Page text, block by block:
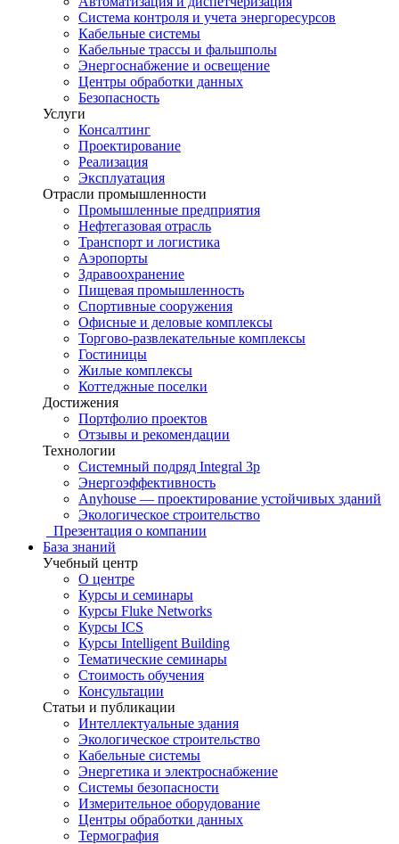
Система контроля и учета энергоресурсов
Кабельные системы
Кабельные трассы и фальшполы
Энергоснабжение и освещение
Центры обработки данных
Безопасность
Услуги
Консалтинг
Проектирование
Реализация
Эксплуатация
Отрасли промышленности
Промышленные предприятия
Нефтегазовая отрасль
Транспорт и логистика
Аэропорты
Здравоохранение
Пищевая промышленность
Спортивные сооружения
Офисные и деловые комплексы
Торгово-развлекательные комплексы
Гостиницы
Жилые комплексы
Коттеджные поселки
Достижения
Портфолио проектов
Отзывы и рекомендации
Технологии
Системный подряд Integral 3p
Энергоэффективность
Anyhouse — проектирование устойчивых зданий
Экологическое строительство
Презентация о компании
База знаний
Учебный центр
О центре
Курсы и семинары
Курсы Fluke Networks
Курсы ICS
Курсы Intelligent Building
Тематические семинары
Стоимость обучения
Консультации
Статьи и публикации
Интеллектуальные здания
Экологическое строительство
Кабельные системы
Энергетика и электроснабжение
Системы безопасности
Измерительное оборудование
Центры обработки данных
Термография